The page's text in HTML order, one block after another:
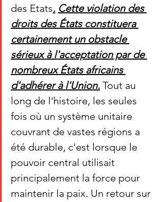
des Etats. Cette violation des
droits des États constituera
certainement un obstacle
sérieux à l'acceptation par de
nombreux États africains
d'adhérer à l'Union. Tout au
long de l'histoire, les seules
fois où un système unitaire
couvrant de vastes régions a
été durable, c'est lorsque le
pouvoir central utilisait
principalement la force pour
maintenir la paix. Un retour sur